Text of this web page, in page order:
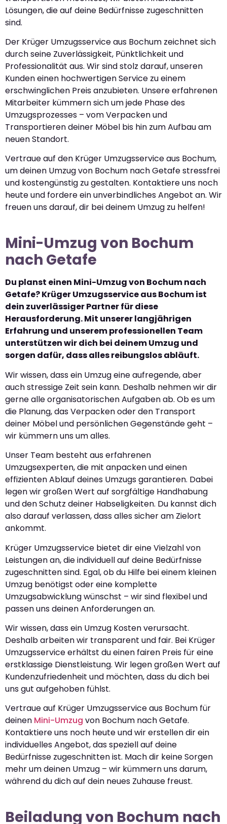
Lösungen, die auf deine Bedürfnisse zugeschnitten
sind.
Der Krüger Umzugsservice aus Bochum zeichnet sich
durch seine Zuverlässigkeit, Pünktlichkeit und
Professionalität aus. Wir sind stolz darauf, unseren
Kunden einen hochwertigen Service zu einem
erschwinglichen Preis anzubieten. Unsere erfahrenen
Mitarbeiter kümmern sich um jede Phase des
Umzugsprozesses – vom Verpacken und
Transportieren deiner Möbel bis hin zum Aufbau am
neuen Standort.
Vertraue auf den Krüger Umzugsservice aus Bochum,
um deinen Umzug von Bochum nach Getafe stressfrei
und kostengünstig zu gestalten. Kontaktiere uns noch
heute und fordere ein unverbindliches Angebot an. Wir
freuen uns darauf, dir bei deinem Umzug zu helfen!
Mini-Umzug von Bochum
nach Getafe
Du planst einen Mini-Umzug von Bochum nach
Getafe? Krüger Umzugsservice aus Bochum ist
dein zuverlässiger Partner für diese
Herausforderung. Mit unserer langjährigen
Erfahrung und unserem professionellen Team
unterstützen wir dich bei deinem Umzug und
sorgen dafür, dass alles reibungslos abläuft.
Wir wissen, dass ein Umzug eine aufregende, aber
auch stressige Zeit sein kann. Deshalb nehmen wir dir
gerne alle organisatorischen Aufgaben ab. Ob es um
die Planung, das Verpacken oder den Transport
deiner Möbel und persönlichen Gegenstände geht –
wir kümmern uns um alles.
Unser Team besteht aus erfahrenen
Umzugsexperten, die mit anpacken und einen
effizienten Ablauf deines Umzugs garantieren. Dabei
legen wir großen Wert auf sorgfältige Handhabung
und den Schutz deiner Habseligkeiten. Du kannst dich
also darauf verlassen, dass alles sicher am Zielort
ankommt.
Krüger Umzugsservice bietet dir eine Vielzahl von
Leistungen an, die individuell auf deine Bedürfnisse
zugeschnitten sind. Egal, ob du Hilfe bei einem kleinen
Umzug benötigst oder eine komplette
Umzugsabwicklung wünschst – wir sind flexibel und
passen uns deinen Anforderungen an.
Wir wissen, dass ein Umzug Kosten verursacht.
Deshalb arbeiten wir transparent und fair. Bei Krüger
Umzugsservice erhältst du einen fairen Preis für eine
erstklassige Dienstleistung. Wir legen großen Wert auf
Kundenzufriedenheit und möchten, dass du dich bei
uns gut aufgehoben fühlst.
Vertraue auf Krüger Umzugsservice aus Bochum für
deinen Mini-Umzug von Bochum nach Getafe.
Kontaktiere uns noch heute und wir erstellen dir ein
individuelles Angebot, das speziell auf deine
Bedürfnisse zugeschnitten ist. Mach dir keine Sorgen
mehr um deinen Umzug – wir kümmern uns darum,
während du dich auf dein neues Zuhause freust.
Beiladung von Bochum nach